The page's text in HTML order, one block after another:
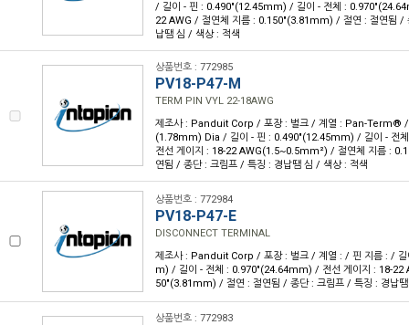
/ 길이 - 핀 : 0.490"(12.45mm) / 길이 - 전체 :
22 AWG / 절연체 지름 : 0.150"(3.81mm) / 절연 : 절연됨 /
납땜 심 / 색상 : 적색
상품번호 : 772985
PV18-P47-M
TERM PIN VYL 22-18AWG
제조사 : Panduit Corp / 포장 : 벌크 / 계열 : Pan-Term® /
(1.78mm) Dia / 길이 - 핀 : 0.490"(12.45mm) / 길이 - 전
전선 게이지 : 18-22 AWG(1.5~0.5mm²) / 절연체 지름 :
연됨 / 종단 : 크림프 / 특징 : 경납땜 심 / 색상 : 적색
상품번호 : 772984
PV18-P47-E
DISCONNECT TERMINAL
제조사 : Panduit Corp / 포장 : 벌크 / 계열 : / 핀 지름 : /
m) / 길이 - 전체 : 0.970"(24.64mm) / 전선 게이지 : 18-22
50"(3.81mm) / 절연 : 절연됨 / 종단 : 크림프 / 특징 : 경납
상품번호 : 772983